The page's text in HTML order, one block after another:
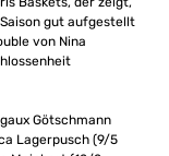
gut aufgestellt
von Nina
Götschmann
Lagerpusch (9/5